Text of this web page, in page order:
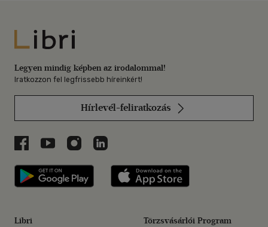
Libri
Legyen mindig képben az irodalommal!
Iratkozzon fel legfrissebb híreinkért!
Hírlevél-feliratkozás
Libri a Facebookon
Libri a Youtube-on
Libri az Instagramon
Libri a LinkedInen
Libri applikáció Szerezd meg: Google
Libri Törzsvásárlói Program